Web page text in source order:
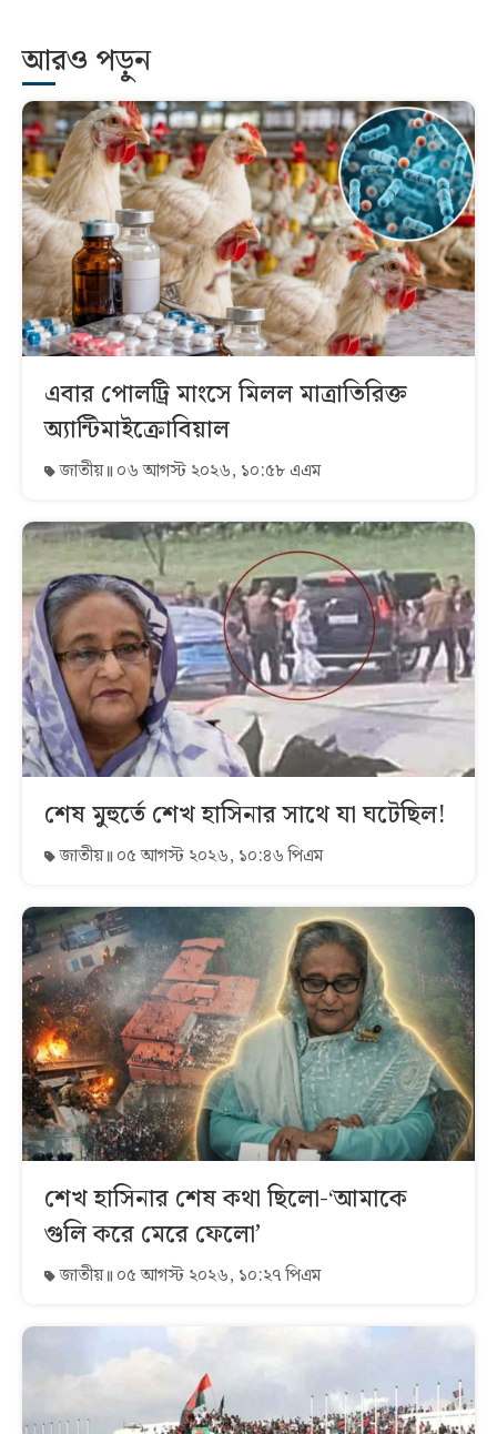
আরও পড়ুন
এবার পোলট্রি মাংসে মিলল মাত্রাতিরিক্ত
অ্যান্টিমাইক্রোবিয়াল
জাতীয় ০৬ আগস্ট ২০২৬, ১০:৫৮ এএম
শেষ মুহুর্তে শেখ হাসিনার সাথে যা ঘটেছিল!
জাতীয় ০৫ আগস্ট ২০২৬, ১০:৪৬ পিএম
শেখ হাসিনার শেষ কথা ছিলো-‘আমাকে
গুলি করে মেরে ফেলো’
জাতীয় ০৫ আগস্ট ২০২৬, ১০:২৭ পিএম